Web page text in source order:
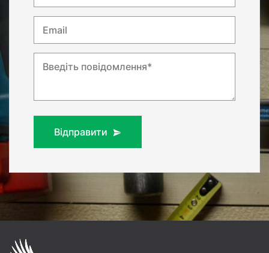
Email
Введіть повідомлення*
Відправити